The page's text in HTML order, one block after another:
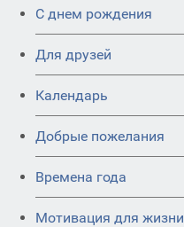
C днем рождения
Для друзей
Календарь
Добрые пожелания
Времена года
Мотивация для жизни